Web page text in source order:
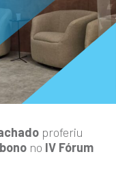
proferiu
no IV Fórum